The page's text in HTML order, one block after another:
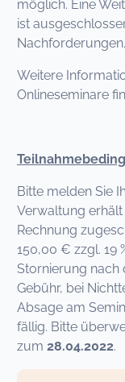
möglich. Eine
ist
Nachforderungen.
Weitere
Onlineseminare
Bitte melden Sie
Verwaltung
Rechnung
150,00 € zzgl. 19
Stornierung nach
Gebühr, bei
Absage am
fällig. Bitte
zum 28.04.2022.